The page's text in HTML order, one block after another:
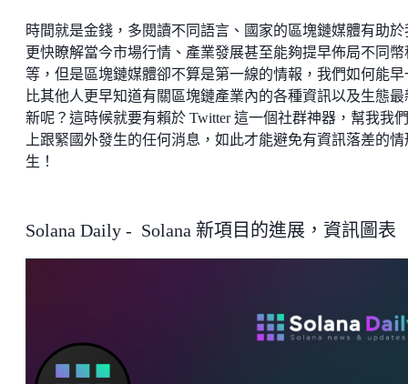
時間就是金錢，多閱讀不同語言、國家的區塊鏈媒體有助於
更快瞭解當今市場行情、產業發展甚至能夠提早佈局不同幣
等，但是區塊鏈媒體卻不算是第一線的情報，我們如何能早
比其他人更早知道有關區塊鏈產業內的各種資訊以及生態最
新呢？這時候就要有賴於 Twitter 這一個社群神器，幫我我
上跟緊國外發生的任何消息，如此才能避免有資訊落差的情
生！
Solana Daily - Solana 新項目的進展，資訊圖表